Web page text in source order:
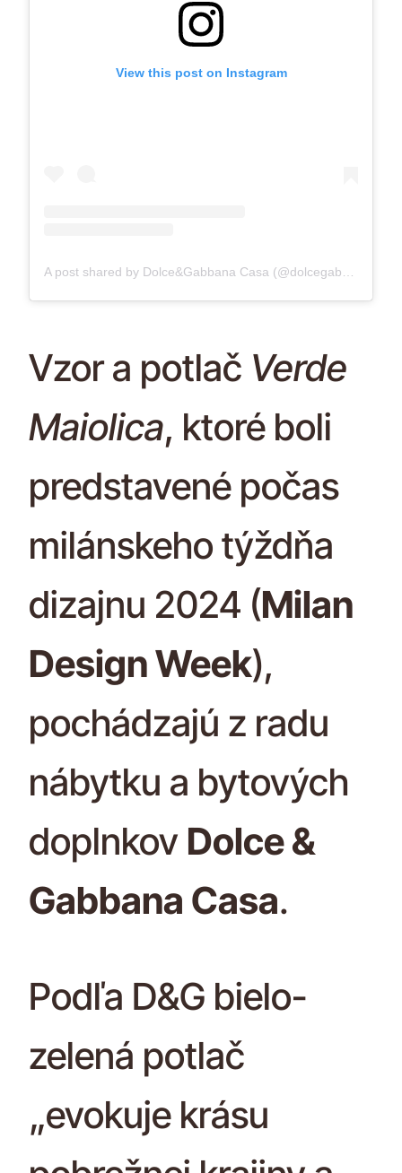
View this post on Instagram
A post shared by Dolce&Gabbana Casa (@dolcegabbana_casa)
Vzor a potlač Verde
Maiolica, ktoré boli
predstavené počas
milánskeho týždňa
dizajnu 2024 (Milan
Design Week),
pochádzajú z radu
nábytku a bytových
doplnkov Dolce &
Gabbana Casa.
Podľa D&G bielo-
zelená potlač
„evokuje krásu